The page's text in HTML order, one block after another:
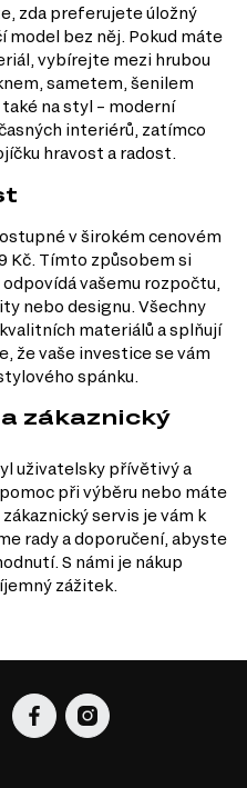
zda preferujete úložný
model bez něj. Pokud máte
vybírejte mezi hrubou
sametem, šenilem
na styl – moderní
interiérů, zatímco
hravost a radost.
v širokém cenovém
Kč. Tímto způsobem si
vašemu rozpočtu,
nebo designu. Všechny
materiálů a splňují
že vaše investice se vám
spánku.
zákaznický
uživatelsky přívětivý a
při výběru nebo máte
servis je vám k
rady a doporučení, abyste
S námi je nákup
zážitek.